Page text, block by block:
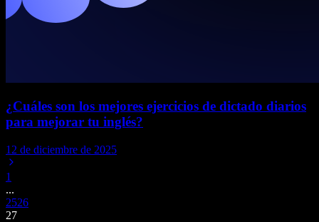
¿Cuáles son los mejores ejercicios de dictado diarios
para mejorar tu inglés?
12 de diciembre de 2025
1
...
2526
27